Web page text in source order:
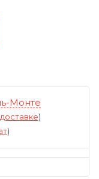
Монте
)
)